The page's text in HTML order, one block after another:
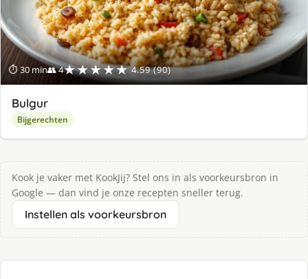
⏱ 30 min👥 4★★★★★ 4.59 (90)
Bulgur
Bijgerechten
Kook je vaker met KookJij? Stel ons in als voorkeursbron in
Google — dan vind je onze recepten sneller terug.
Instellen als voorkeursbron